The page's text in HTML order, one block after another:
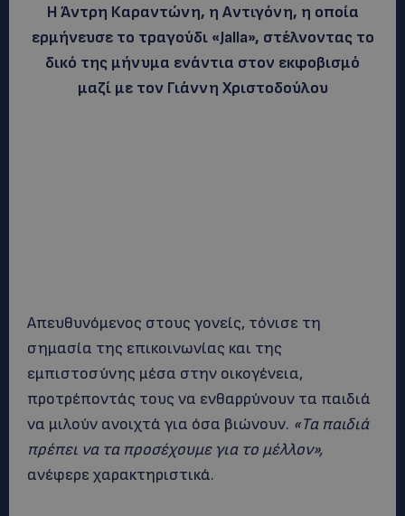
Η Άντρη Καραντώνη, η Αντιγόνη, η οποία
ερμήνευσε το τραγούδι «Jalla», στέλνοντας το
δικό της μήνυμα ενάντια στον εκφοβισμό
μαζί με τον Γιάννη Χριστοδούλου
Απευθυνόμενος στους γονείς, τόνισε τη
σημασία της επικοινωνίας και της
εμπιστοσύνης μέσα στην οικογένεια,
προτρέποντάς τους να ενθαρρύνουν τα παιδιά
να μιλούν ανοιχτά για όσα βιώνουν. «Τα παιδιά
πρέπει να τα προσέχουμε για το μέλλον»,
ανέφερε χαρακτηριστικά.